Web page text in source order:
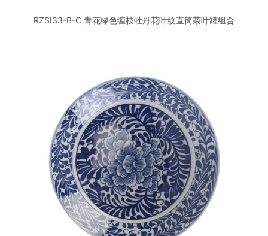
RZSI33-B-C 青花绿色缠枝牡丹花叶纹直筒茶叶罐组合